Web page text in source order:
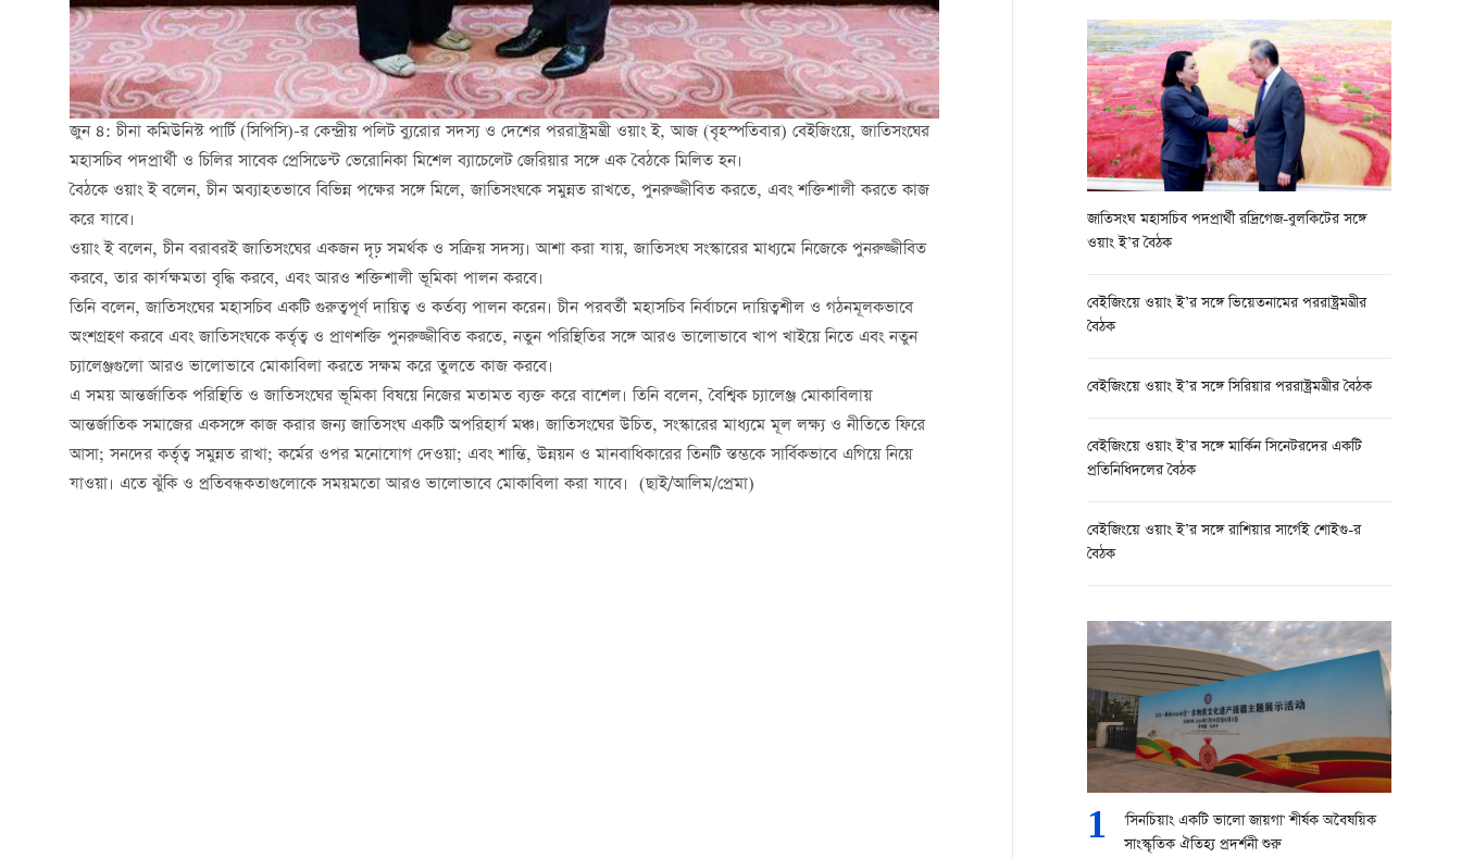
জুন ৪: চীনা কমিউনিস্ট পার্টি (সিপিসি)-র কেন্দ্রীয় পলিট ব্যুরোর সদস্য ও দেশের পররাষ্ট্রমন্ত্রী ওয়াং ই, আজ (বৃহস্পতিবার) বেইজিংয়ে, জাতিসংঘের
মহাসচিব পদপ্রার্থী ও চিলির সাবেক প্রেসিডেন্ট ভেরোনিকা মিশেল ব্যাচেলেট জেরিয়ার সঙ্গে এক বৈঠকে মিলিত হন।
বৈঠকে ওয়াং ই বলেন, চীন অব্যাহতভাবে বিভিন্ন পক্ষের সঙ্গে মিলে, জাতিসংঘকে সমুন্নত রাখতে, পুনরুজ্জীবিত করতে, এবং শক্তিশালী করতে কাজ
করে যাবে।
ওয়াং ই বলেন, চীন বরাবরই জাতিসংঘের একজন দৃঢ় সমর্থক ও সক্রিয় সদস্য। আশা করা যায়, জাতিসংঘ সংস্কারের মাধ্যমে নিজেকে পুনরুজ্জীবিত
করবে, তার কার্যক্ষমতা বৃদ্ধি করবে, এবং আরও শক্তিশালী ভূমিকা পালন করবে।
তিনি বলেন, জাতিসংঘের মহাসচিব একটি গুরুত্বপূর্ণ দায়িত্ব ও কর্তব্য পালন করেন। চীন পরবর্তী মহাসচিব নির্বাচনে দায়িত্বশীল ও গঠনমূলকভাবে
অংশগ্রহণ করবে এবং জাতিসংঘকে কর্তৃত্ব ও প্রাণশক্তি পুনরুজ্জীবিত করতে, নতুন পরিস্থিতির সঙ্গে আরও ভালোভাবে খাপ খাইয়ে নিতে এবং নতুন
চ্যালেঞ্জগুলো আরও ভালোভাবে মোকাবিলা করতে সক্ষম করে তুলতে কাজ করবে।
এ সময় আন্তর্জাতিক পরিস্থিতি ও জাতিসংঘের ভূমিকা বিষয়ে নিজের মতামত ব্যক্ত করে বাশেল। তিনি বলেন, বৈশ্বিক চ্যালেঞ্জ মোকাবিলায়
আন্তর্জাতিক সমাজের একসঙ্গে কাজ করার জন্য জাতিসংঘ একটি অপরিহার্য মঞ্চ। জাতিসংঘের উচিত, সংস্কারের মাধ্যমে মূল লক্ষ্য ও নীতিতে ফিরে
আসা; সনদের কর্তৃত্ব সমুন্নত রাখা; কর্মের ওপর মনোযোগ দেওয়া; এবং শান্তি, উন্নয়ন ও মানবাধিকারের তিনটি স্তম্ভকে সার্বিকভাবে এগিয়ে নিয়ে
যাওয়া। এতে ঝুঁকি ও প্রতিবন্ধকতাগুলোকে সময়মতো আরও ভালোভাবে মোকাবিলা করা যাবে। (ছাই/আলিম/প্রেমা)
জাতিসংঘ মহাসচিব পদপ্রার্থী রদ্রিগেজ-বুলকিটের সঙ্গে
ওয়াং ই’র বৈঠক
বেইজিংয়ে ওয়াং ই’র সঙ্গে ভিয়েতনামের পররাষ্ট্রমন্ত্রীর
বৈঠক
বেইজিংয়ে ওয়াং ই’র সঙ্গে সিরিয়ার পররাষ্ট্রমন্ত্রীর বৈঠক
বেইজিংয়ে ওয়াং ই’র সঙ্গে মার্কিন সিনেটরদের একটি
প্রতিনিধিদলের বৈঠক
বেইজিংয়ে ওয়াং ই’র সঙ্গে রাশিয়ার সার্গেই শোইগু-র
বৈঠক
1
'সিনচিয়াং একটি ভালো জায়গা' শীর্ষক অবৈষয়িক
সাংস্কৃতিক ঐতিহ্য প্রদর্শনী শুরু